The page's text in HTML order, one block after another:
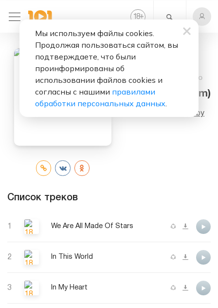
18+
Слушать бесплатно
18. CD1 (Album)
Moby
Список треков
1 We Are All Made Of Stars
2 In This World
3 In My Heart
Мы используем файлы cookies.
Продолжая пользоваться сайтом, вы
подтверждаете, что были
проинформированы об
использовании файлов cookies и
согласны с нашими правилами
обработки персональных данных.